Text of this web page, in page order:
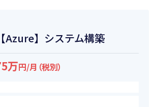
【Azure】システム構築
万円/月（税別）